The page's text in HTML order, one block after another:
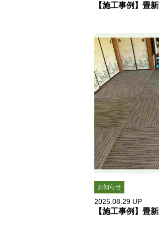
【施工事例】畳
お知らせ
2025.08.29 UP
【施工事例】畳